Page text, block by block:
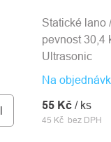
Na
45 Kč bez DPH
55 Kč / ks
Statické lano
pevnost 30,4
Ultrasonic